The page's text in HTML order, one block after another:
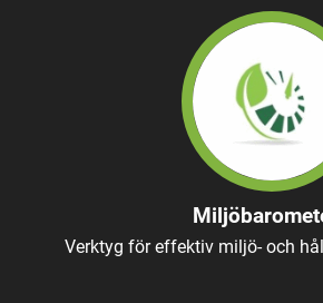
Verktyg för effektiv miljö- och